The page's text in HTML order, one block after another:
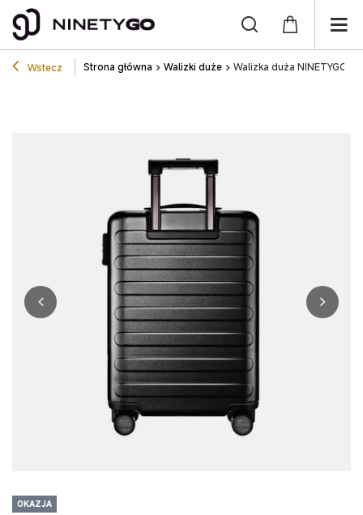
Wstecz Strona główna Walizki duże Walizka duża NINETYGO
OKAZJA